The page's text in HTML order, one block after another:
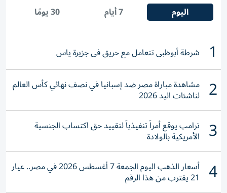
اليوم 7 أيام 30 يومًا
1 شرطة أبوظبي تتعامل مع حريق في جزيرة ياس
2 مشاهدة مباراة مصر ضد إسبانيا في نصف نهائي كأس العالم
لناشئات اليد 2026
3 ترامب يوقع أمراً تنفيذياً لتقييد حق اكتساب الجنسية
الأمريكية بالولادة
4 أسعار الذهب اليوم الجمعة 7 أغسطس 2026 في مصر.. عيار
21 يقترب من هذا الرقم